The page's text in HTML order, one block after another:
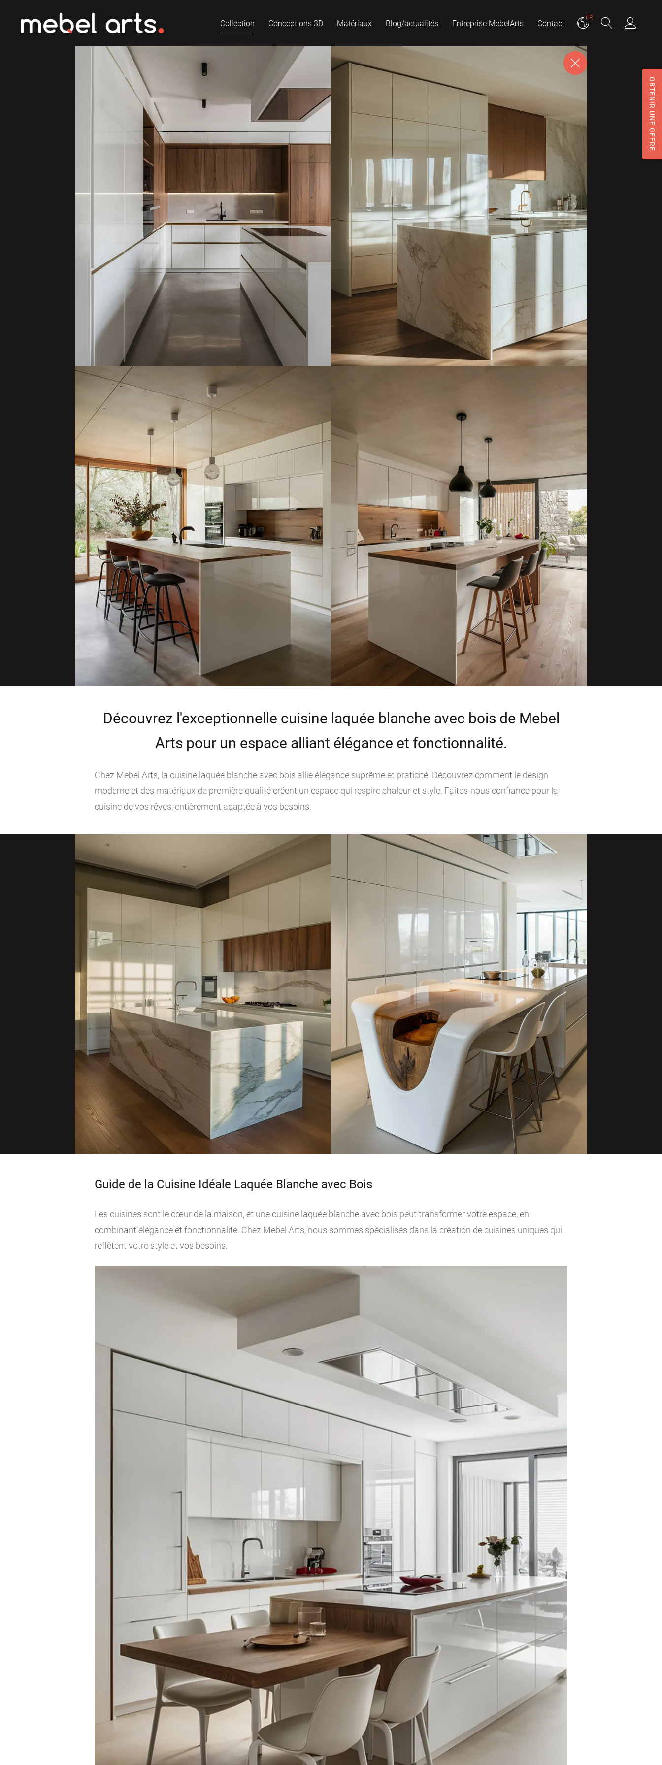
Collection Conceptions 3D Matériaux Blog/actualités Entreprise MebelArts Contact
FR
Découvrez l'exceptionnelle cuisine laquée blanche avec bois de Mebel
Arts pour un espace alliant élégance et fonctionnalité.
Chez Mebel Arts, la cuisine laquée blanche avec bois allie élégance suprême et praticité. Découvrez comment le design
moderne et des matériaux de première qualité créent un espace qui respire chaleur et style. Faites-nous confiance pour la
cuisine de vos rêves, entièrement adaptée à vos besoins.
Guide de la Cuisine Idéale Laquée Blanche avec Bois
Les cuisines sont le cœur de la maison, et une cuisine laquée blanche avec bois peut transformer votre espace, en
combinant élégance et fonctionnalité. Chez Mebel Arts, nous sommes spécialisés dans la création de cuisines uniques qui
reflètent votre style et vos besoins.
OBTENIR UNE OFFRE